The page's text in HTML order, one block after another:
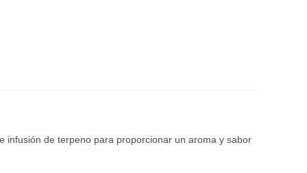
infusión de terpeno para proporcionar un aroma y sabor